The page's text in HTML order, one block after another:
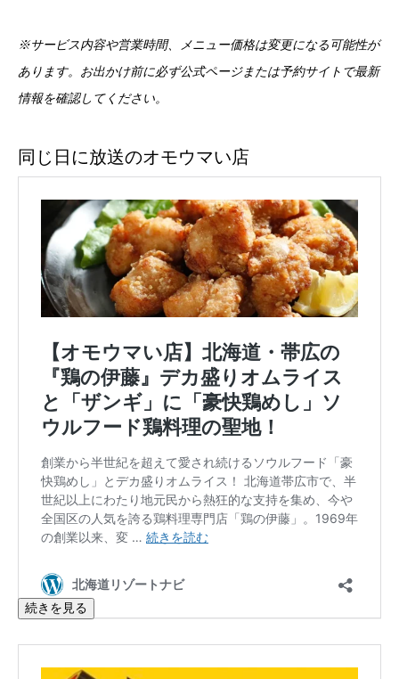
※サービス内容や営業時間、メニュー価格は変更になる可能性が
あります。お出かけ前に必ず公式ページまたは予約サイトで最新
情報を確認してください。
同じ日に放送のオモウマい店
続きを見る